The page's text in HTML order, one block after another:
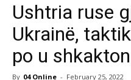
Ushtria ruse
Ukrainë,
po u
By 04 Online - February 25, 2022